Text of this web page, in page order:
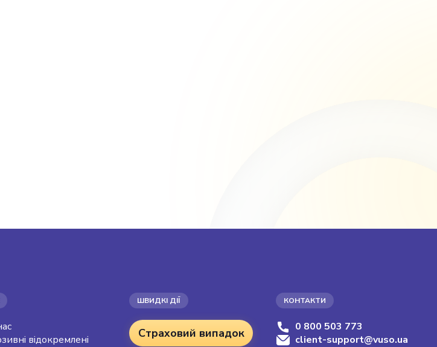
відокремлені
ШВИДКІ ДІЇ
Страховий випадок
КОНТАКТИ
0 800 503 773
client-support@vuso.ua